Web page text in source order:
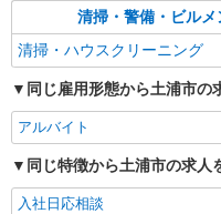
清掃・警備・ビル
清掃・ハウスクリーニング
同じ雇用形態から土浦市の
アルバイト
同じ特徴から土浦市の求人
入社日応相談